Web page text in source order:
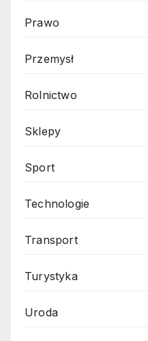
Prawo
Przemysł
Rolnictwo
Sklepy
Sport
Technologie
Transport
Turystyka
Uroda